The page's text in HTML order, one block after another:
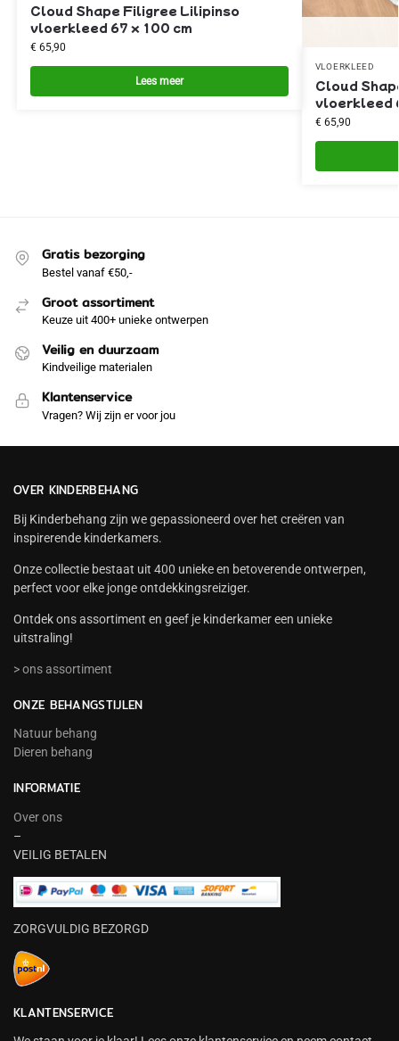
Cloud Shape Filigree Lilipinso
vloerkleed 67 x 100 cm
€65,90
Lees meer
VLOERKLEED
Cloud
vloerkleed
€65,90
Gratis bezorging
Bestel vanaf €50,-
Groot assortiment
Keuze uit 400+ unieke ontwerpen
Veilig en duurzaam
Kindveilige materialen
Klantenservice
Vragen? Wij zijn er voor jou
OVER KINDERBEHANG
Bij Kinderbehang zijn we gepassioneerd over het creëren van
inspirerende kinderkamers.
Onze collectie bestaat uit 400 unieke en betoverende ontwerpen,
perfect voor elke jonge ontdekkingsreiziger.
Ontdek ons assortiment en geef je kinderkamer een unieke
uitstraling!
> ons assortiment
ONZE BEHANGSTIJLEN
Natuur behang
Dieren behang
INFORMATIE
Over ons
–
VEILIG BETALEN
ZORGVULDIG BEZORGD
KLANTENSERVICE